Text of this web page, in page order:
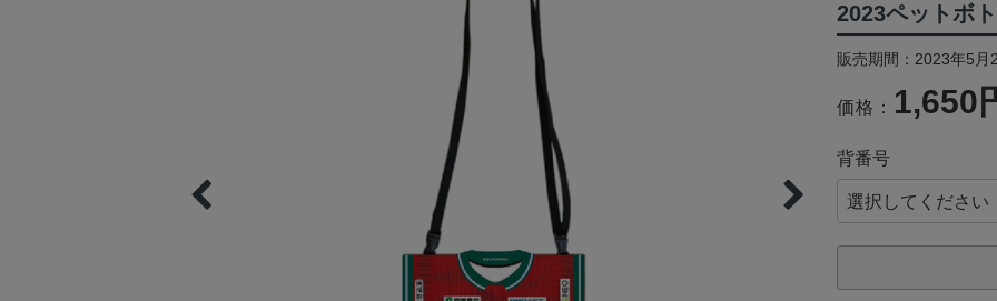
2023ペットボ
販売期間：2023年5
価格： 1,650
背番号